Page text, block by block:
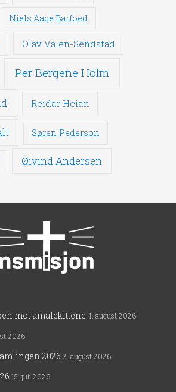
Niels Aage Barfoed
Olav Valen-Sendstad
Per Bergene Holm
Reidar Heian
Søren Pederson
Øivind Andersen
mot amalekittene 4. august 2026
2026
2026 3. august 2026
15. juli 2026